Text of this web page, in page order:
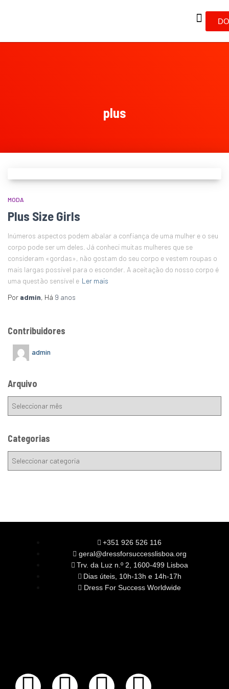
plus
MODA
Plus Size Girls
Inúmeros aspectos podem abalar a confiança de uma mulher e o seu
corpo pode ser um deles. Já conheci muitas mulheres que se
consideram «gordas», não gostam do seu corpo e vestem roupas o
mais largas possível para o esconder. A aceitação do nosso corpo é
uma questão sensível e Ler mais
Por admin, Há 9 anos
Contribuidores
admin
Arquivo
Categorias
+351 926 526 116
geral@dressforsuccesslisboa.org
Trv. da Luz n.º 2, 1600-499 Lisboa
Dias úteis, 10h-13h e 14h-17h
Dress For Success Worldwide